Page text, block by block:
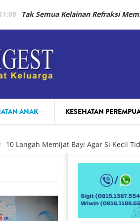
Tak Semua Kelainan Refraksi
ANAK KESEHATAN
BEAUTY
10 Langah Memijat Bayi Agar Si Kecil